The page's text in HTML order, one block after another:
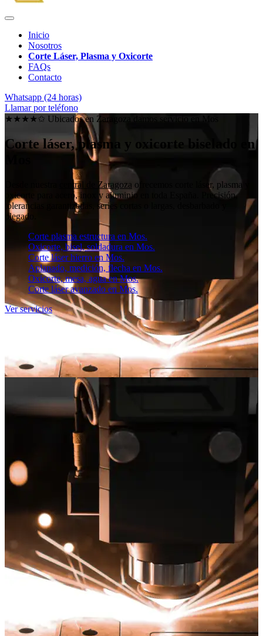
Inicio
Nosotros
Corte Láser, Plasma y Oxicorte
FAQs
Contacto
Whatsapp (24 horas)
Llamar por teléfono
★★★★✩ Ubicados en Zaragoza damos servicio en
Corte láser, plasma y oxicorte biselado en
central de Zaragoza ofrecemos corte láser, plasma y
oxicorte para acero, inox y aluminio en toda España. Precisión,
tolerancias garantizadas, series cortas o largas, desbarbado y
plegado.
Corte plasma estructura en Mos.
Oxicorte, bisel, soldadura en Mos.
Corte láser hierro en Mos.
Aplanado, medición, flecha en Mos.
Oxicorte, mesa, agua en Mos.
Corte láser avanzado en Mos.
Ver servicios